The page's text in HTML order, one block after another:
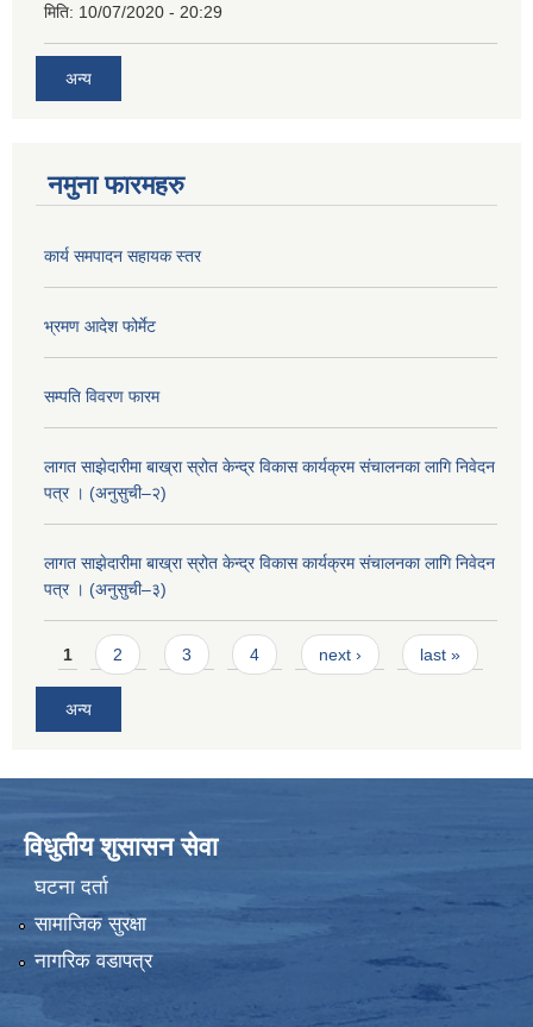
मिति: 10/07/2020 - 20:29
अन्य
नमुना फारमहरु
कार्य समपादन सहायक स्तर
भ्रमण आदेश फोर्मेट
सम्पति विवरण फारम
लागत साझेदारीमा बाख्रा स्रोत केन्द्र विकास कार्यक्रम संचालनका लागि निवेदन
पत्र । (अनुसुची–२)
लागत साझेदारीमा बाख्रा स्रोत केन्द्र विकास कार्यक्रम संचालनका लागि निवेदन
पत्र । (अनुसुची–३)
Pages
1 2 3 4 next › last »
अन्य
विधुतीय शुसासन सेवा
घटना दर्ता
सामाजिक सुरक्षा
नागरिक वडापत्र